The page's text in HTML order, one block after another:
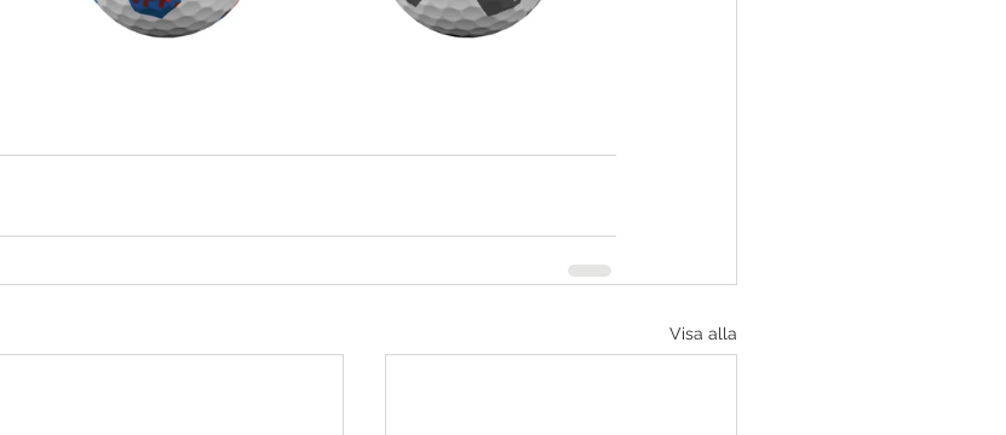
Visa alla